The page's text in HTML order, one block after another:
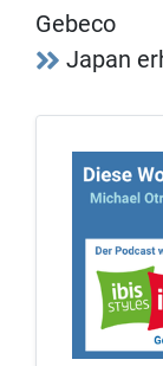
Gebeco
Japan